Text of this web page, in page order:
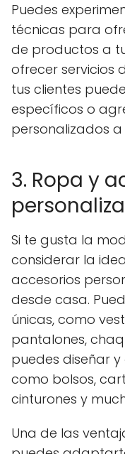
Puedes
técnicas para
de productos a
ofrecer servicios
tus clientes
específicos o
personalizados
3. Ropa y
Si te gusta la
considerar la
accesorios
desde casa.
únicas, como
pantalones,
puedes diseñar
como bolsos,
cinturones y
Una de las